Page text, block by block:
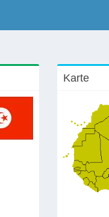
Karte